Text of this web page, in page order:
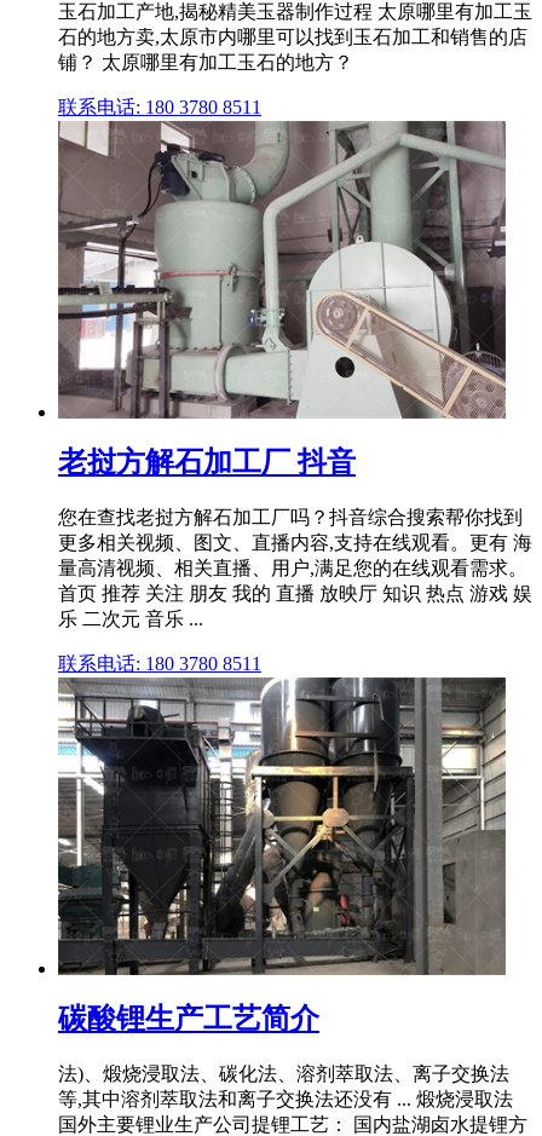
玉石加工产地,揭秘精美玉器制作过程 太原哪里有加工玉
石的地方卖,太原市内哪里可以找到玉石加工和销售的店
铺？ 太原哪里有加工玉石的地方？
联系电话: 180 3780 8511
老挝方解石加工厂 抖音
您在查找老挝方解石加工厂吗？抖音综合搜索帮你找到
更多相关视频、图文、直播内容,支持在线观看。更有 海
量高清视频、相关直播、用户,满足您的在线观看需求。
首页 推荐 关注 朋友 我的 直播 放映厅 知识 热点 游戏 娱
乐 二次元 音乐 ...
联系电话: 180 3780 8511
碳酸锂生产工艺简介
法)、煅烧浸取法、碳化法、溶剂萃取法、离子交换法
等,其中溶剂萃取法和离子交换法还没有 ... 煅烧浸取法
国外主要锂业生产公司提锂工艺： 国内盐湖卤水提锂方